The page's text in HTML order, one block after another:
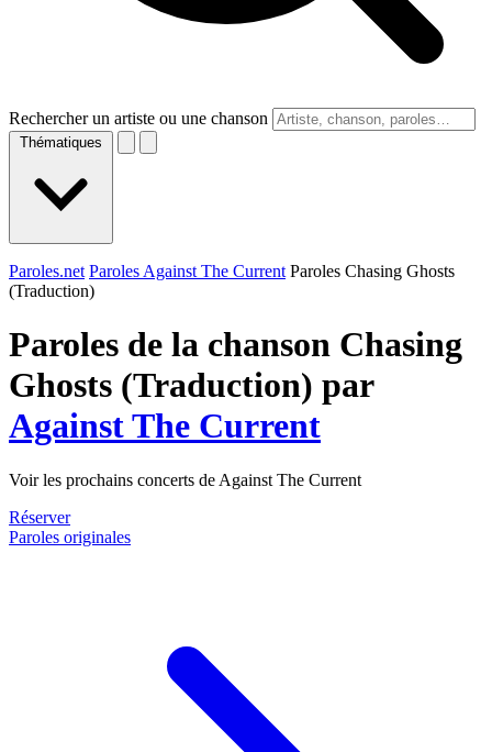
Rechercher un artiste ou une chanson
Thématiques
Paroles.net Paroles Against The Current Paroles Chasing Ghosts
(Traduction)
Paroles de la chanson Chasing
Ghosts (Traduction) par
Against The Current
Voir les prochains concerts de Against The Current
Réserver
Paroles originales